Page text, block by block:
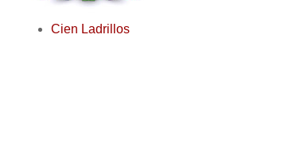
Cien Ladrillos